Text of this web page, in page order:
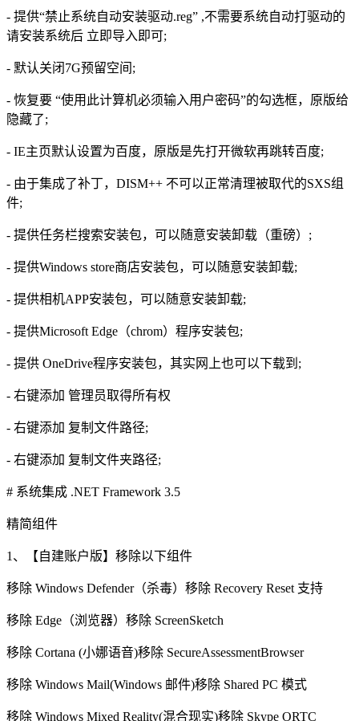
- 提供“禁止系统自动安装驱动.reg” ,不需要系统自动打驱动的
请安装系统后 立即导入即可;
- 默认关闭7G预留空间;
- 恢复要 “使用此计算机必须输入用户密码”的勾选框，原版给
隐藏了;
- IE主页默认设置为百度，原版是先打开微软再跳转百度;
- 由于集成了补丁，DISM++ 不可以正常清理被取代的SXS组
件;
- 提供任务栏搜索安装包，可以随意安装卸载（重磅）;
- 提供Windows store商店安装包，可以随意安装卸载;
- 提供相机APP安装包，可以随意安装卸载;
- 提供Microsoft Edge（chrom）程序安装包;
- 提供 OneDrive程序安装包，其实网上也可以下载到;
- 右键添加 管理员取得所有权
- 右键添加 复制文件路径;
- 右键添加 复制文件夹路径;
# 系统集成 .NET Framework 3.5
精简组件
1、【自建账户版】移除以下组件
移除 Windows Defender（杀毒）移除 Recovery Reset 支持
移除 Edge（浏览器）移除 ScreenSketch
移除 Cortana (小娜语音)移除 SecureAssessmentBrowser
移除 Windows Mail(Windows 邮件)移除 Shared PC 模式
移除 Windows Mixed Reality(混合现实)移除 Skype ORTC